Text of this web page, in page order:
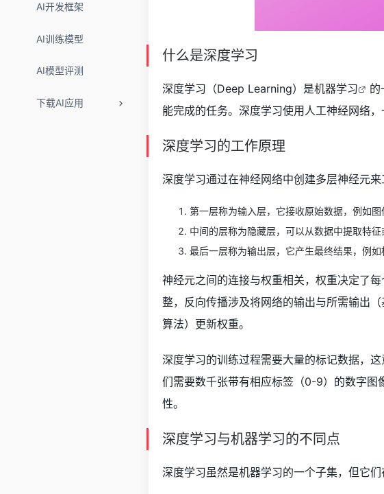
AI开发框架
AI训练模型
AI模型评测
下载AI应用
什么是深度学习
深度学习（Deep Learning）是机器学习
的
能完成的任务。深度学习使用人工神经网络
深度学习的工作原理
深度学习通过在神经网络中创建多层神经元
第一层称为输入层，它接收原始数据，例如图
中间的层称为隐藏层，可以从数据中提取特
最后一层称为输出层，它产生最终结果，例如
神经元之间的连接与权重相关，权重决定了
整，反向传播涉及将网络的输出与所需输出
算法）更新权重。
深度学习的训练过程需要大量的标记数据，
们需要数千张带有相应标签（0-9）的数字图
性。
深度学习与机器学习的不同点
深度学习虽然是机器学习的一个子集，但它